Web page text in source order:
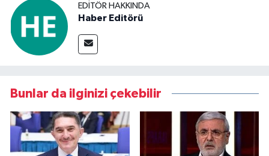
EDITÖR HAKKINDA
Haber Editörü
Bunlar da ilginizi çekebilir